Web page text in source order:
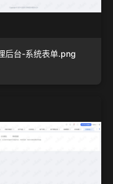
后台-系统表单.png